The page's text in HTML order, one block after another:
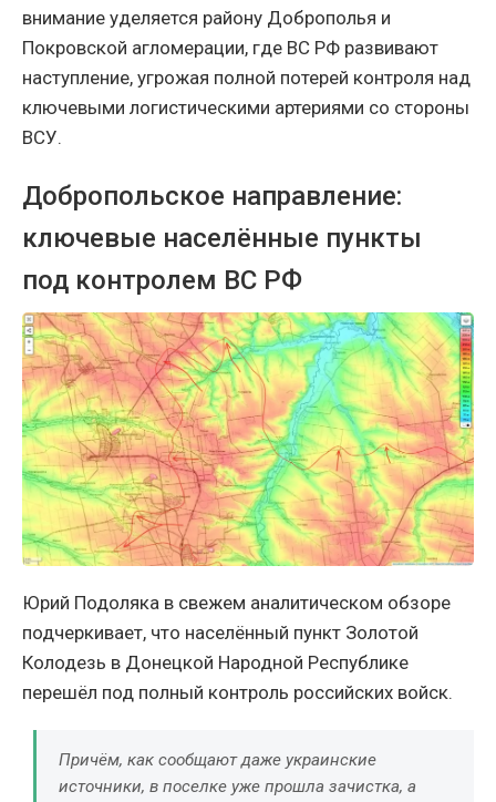
внимание уделяется району Доброполья и
Покровской агломерации, где ВС РФ развивают
наступление, угрожая полной потерей контроля над
ключевыми логистическими артериями со стороны
ВСУ.
Добропольское направление:
ключевые населённые пункты
под контролем ВС РФ
Юрий Подоляка в свежем аналитическом обзоре
подчеркивает, что населённый пункт Золотой
Колодезь в Донецкой Народной Республике
перешёл под полный контроль российских войск.
Причём, как сообщают даже украинские
источники, в поселке уже прошла зачистка, а